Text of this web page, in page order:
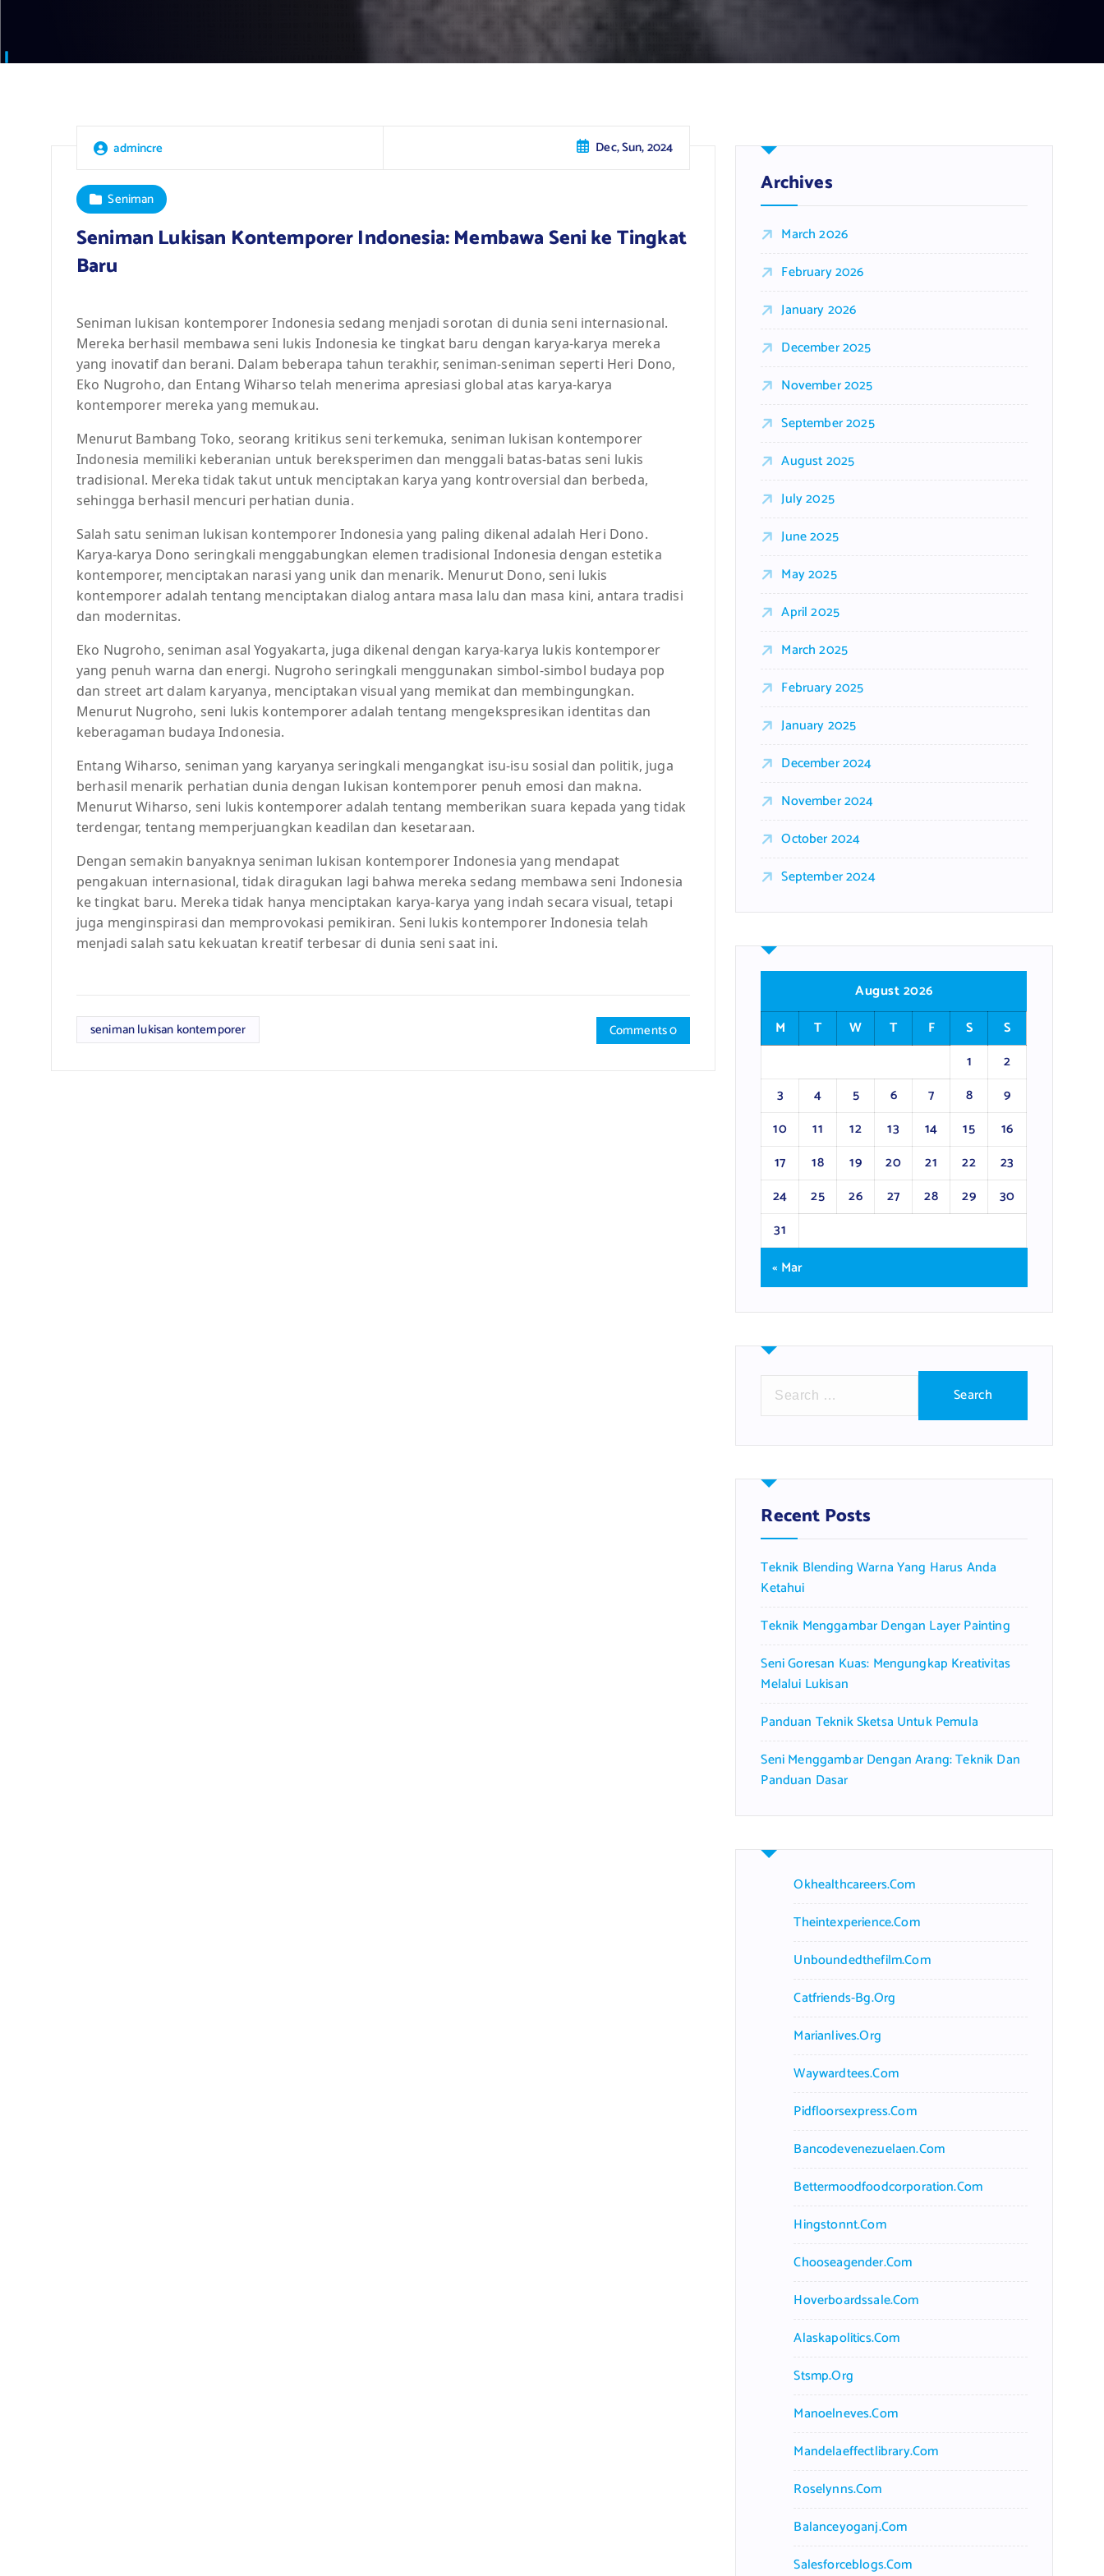
admincre Dec, Sun, 2024
Seniman
Seniman Lukisan Kontemporer Indonesia: Membawa Seni ke Tingkat
Baru
Seniman lukisan kontemporer Indonesia sedang menjadi sorotan di dunia seni internasional.
Mereka berhasil membawa seni lukis Indonesia ke tingkat baru dengan karya-karya mereka
yang inovatif dan berani. Dalam beberapa tahun terakhir, seniman-seniman seperti Heri Dono,
Eko Nugroho, dan Entang Wiharso telah menerima apresiasi global atas karya-karya
kontemporer mereka yang memukau.
Menurut Bambang Toko, seorang kritikus seni terkemuka, seniman lukisan kontemporer
Indonesia memiliki keberanian untuk bereksperimen dan menggali batas-batas seni lukis
tradisional. Mereka tidak takut untuk menciptakan karya yang kontroversial dan berbeda,
sehingga berhasil mencuri perhatian dunia.
Salah satu seniman lukisan kontemporer Indonesia yang paling dikenal adalah Heri Dono.
Karya-karya Dono seringkali menggabungkan elemen tradisional Indonesia dengan estetika
kontemporer, menciptakan narasi yang unik dan menarik. Menurut Dono, seni lukis
kontemporer adalah tentang menciptakan dialog antara masa lalu dan masa kini, antara tradisi
dan modernitas.
Eko Nugroho, seniman asal Yogyakarta, juga dikenal dengan karya-karya lukis kontemporer
yang penuh warna dan energi. Nugroho seringkali menggunakan simbol-simbol budaya pop
dan street art dalam karyanya, menciptakan visual yang memikat dan membingungkan.
Menurut Nugroho, seni lukis kontemporer adalah tentang mengekspresikan identitas dan
keberagaman budaya Indonesia.
Entang Wiharso, seniman yang karyanya seringkali mengangkat isu-isu sosial dan politik, juga
berhasil menarik perhatian dunia dengan lukisan kontemporer penuh emosi dan makna.
Menurut Wiharso, seni lukis kontemporer adalah tentang memberikan suara kepada yang tidak
terdengar, tentang memperjuangkan keadilan dan kesetaraan.
Dengan semakin banyaknya seniman lukisan kontemporer Indonesia yang mendapat
pengakuan internasional, tidak diragukan lagi bahwa mereka sedang membawa seni Indonesia
ke tingkat baru. Mereka tidak hanya menciptakan karya-karya yang indah secara visual, tetapi
juga menginspirasi dan memprovokasi pemikiran. Seni lukis kontemporer Indonesia telah
menjadi salah satu kekuatan kreatif terbesar di dunia seni saat ini.
seniman lukisan kontemporer Comments 0
Archives
March 2026
February 2026
January 2026
December 2025
November 2025
September 2025
August 2025
July 2025
June 2025
May 2025
April 2025
March 2025
February 2025
January 2025
December 2024
November 2024
October 2024
September 2024
August 2026
M
T W T F S
S
1
2
3
4 5 6 7 8
9
10
11 12 13 14 15
16
17
18 19 20 21 22
23
24
25 26 27 28 29
30
31
« Mar
r
h
f
o
:
Recent Posts
Teknik Blending Warna Yang Harus Anda
Ketahui
Teknik Menggambar Dengan Layer Painting
Seni Goresan Kuas: Mengungkap Kreativitas
Melalui Lukisan
Panduan Teknik Sketsa Untuk Pemula
Seni Menggambar Dengan Arang: Teknik Dan
Panduan Dasar
Okhealthcareers.com
Theintexperience.com
Unboundedthefilm.com
Catfriends-Bg.org
Marianlives.org
Waywardtees.com
Pidfloorsexpress.com
Bancodevenezuelaen.com
Bettermoodfoodcorporation.com
Hingstonnt.com
Chooseagender.com
Hoverboardssale.com
Alaskapolitics.com
Stsmp.org
Manoelneves.com
Mandelaeffectlibrary.com
Roselynns.com
Balanceyoganj.com
Salesforceblogs.com